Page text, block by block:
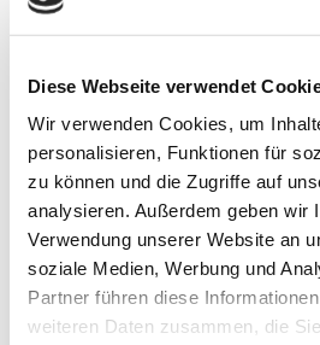
Diese Webseite verwendet
Wir verwenden Cookies, um
personalisieren, Funktionen für
zu können und die Zugriffe auf
analysieren. Außerdem geben wir
Verwendung unserer Website an
soziale Medien, Werbung und
Partner führen diese
weiteren Daten zusammen, die
Haftung für Links
Dritter, auf deren Inhalte wir
Deshalb können wir für diese
Gewähr übernehmen. Für die
Seiten ist stets der jeweilige
Seiten verantwortlich. Die
Zeitpunkt der Verlinkung auf
überprüft. Rechtswidrige Inhalte
der Verlinkung nicht erkennbar.
Eine permanente inhaltliche